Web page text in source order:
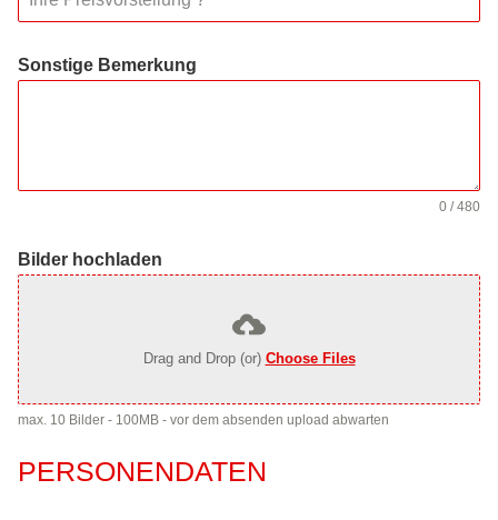
Sonstige Bemerkung
0 / 480
Bilder hochladen
Drag and Drop (or) Choose Files
max. 10 Bilder - 100MB - vor dem absenden upload abwarten
PERSONENDATEN